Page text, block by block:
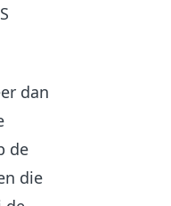
dan
de
die